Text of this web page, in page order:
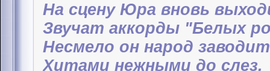
На сцену Юра вновь
Звучат аккорды "Белых
Несмело он народ
Хитами нежными до слез.